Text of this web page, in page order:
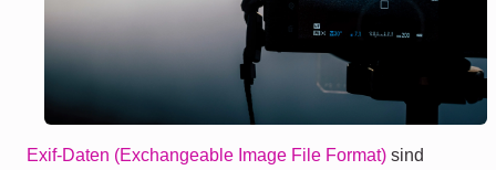
Exif-Daten (Exchangeable Image File Format) sind